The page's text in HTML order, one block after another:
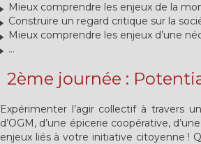
Mieux comprendre les enjeux de la
Construire un regard critique sur la
Mieux comprendre les enjeux d’une
…
2ème journée :
Expérimenter l’agir collectif à travers
d’OGM, d’une épicerie coopérative,
enjeux liés à votre initiative citoyenne !